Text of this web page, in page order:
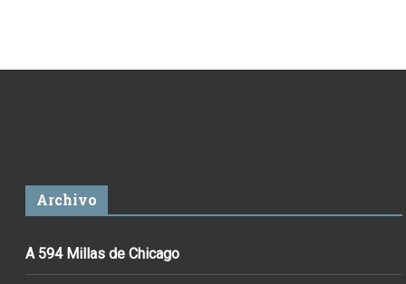
Archivo
A 594 Millas de Chicago